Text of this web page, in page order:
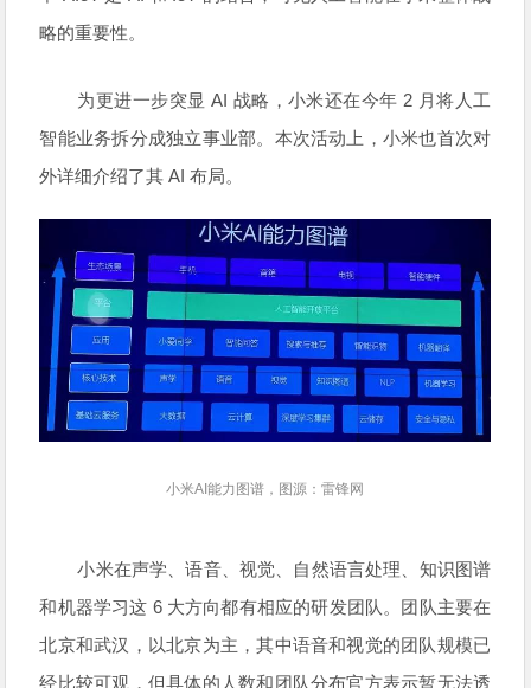
略的重要性。
为更进一步突显 AI 战略，小米还在今年 2 月将人工
智能业务拆分成独立事业部。本次活动上，小米也首次对
外详细介绍了其 AI 布局。
小米AI能力图谱，图源：雷锋网
小米在声学、语音、视觉、自然语言处理、知识图谱
和机器学习这 6 大方向都有相应的研发团队。团队主要在
北京和武汉，以北京为主，其中语音和视觉的团队规模已
经比较可观，但具体的人数和团队分布官方表示暂无法透